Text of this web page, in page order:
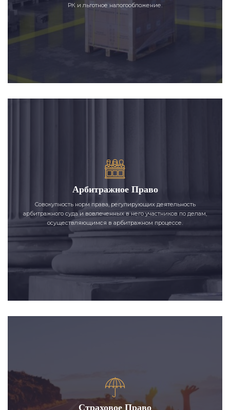
РК и льготное налогообложение.
Арбитражное Право
Совокупность норм права, регулирующих деятельность
арбитражного суда и вовлеченных в него участников по делам,
осуществляющимся в арбитражном процессе.
Страховое Право